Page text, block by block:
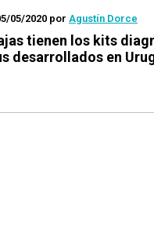
05/2020 por Agustín Dorce
tienen los kits
desarrollados en